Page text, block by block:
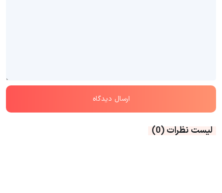
لیست نظرات(0)